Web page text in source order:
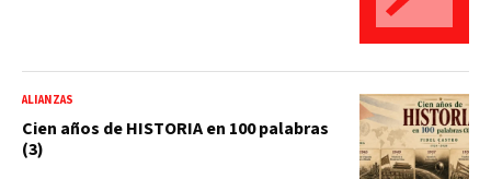
ALIANZAS
Cien años de HISTORIA en 100 palabras
(3)